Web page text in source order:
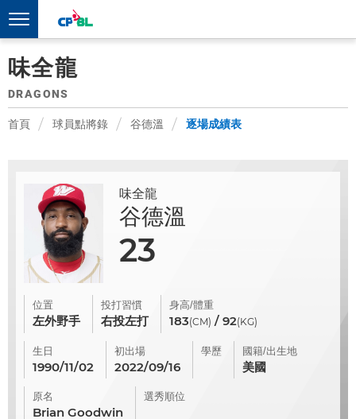
味全龍
DRAGONS
首頁 球員點將錄 谷德溫 逐場成績表
味全龍
谷德溫
23
位置
左外野手
投打習慣
右投左打
身高/體重
183(CM) / 92(KG)
生日
1990/11/02
初出場
2022/09/16
學歷 國籍/出生地
美國
原名
Brian Goodwin
選秀順位